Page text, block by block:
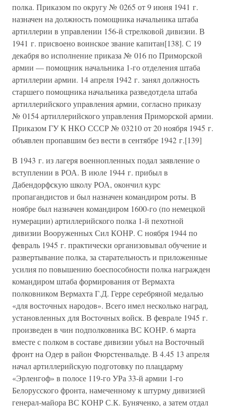
полка. Приказом по округу № 0265 от 9 июня 1941 г.
назначен на должность помощника начальника штаба
артиллерии в управлении 156-й стрелковой дивизии. В
1941 г. присвоено воинское звание капитан[138]. С 19
декабря во исполнение приказа № 016 по Приморской
армии — помощник начальника 1-го отделения штаба
артиллерии армии. 14 апреля 1942 г. занял должность
старшего помощника начальника разведотдела штаба
артиллерийского управления армии, согласно приказу
№ 0154 артиллерийского управления Приморской армии.
Приказом ГУ К НКО СССР № 03210 от 20 ноября 1945 г.
объявлен пропавшим без вести в сентябре 1942 г.[139]
В 1943 г. из лагеря военнопленных подал заявление о
вступлении в РОА. В июле 1944 г. прибыл в
Дабендорфскую школу РОА, окончил курс
пропагандистов и был назначен командиром роты. В
ноябре был назначен командиром 1600-го (по немецкой
нумерации) артиллерийского полка 1-й пехотной
дивизии Вооруженных Сил КОНР. С ноября 1944 по
февраль 1945 г. практически организовывал обучение и
развертывание полка, за старательность и приложенные
усилия по повышению боеспособности полка награжден
командиром штаба формирования от Вермахта
полковником Вермахта Г.Д. Герре серебряной медалью
«для восточных народов». Всего имел несколько наград,
установленных для Восточных войск. В феврале 1945 г.
произведен в чин подполковника ВС КОНР. 6 марта
вместе с полком в составе дивизии убыл на Восточный
фронт на Одер в район Фюрстенвальде. В 4.45 13 апреля
начал артиллерийскую подготовку по плацдарму
«Эрленгоф» в полосе 119-го УРа 33-й армии 1-го
Белорусского фронта, намеченному к штурму дивизией
генерал-майора ВС КОНР С.К. Буняченко, а затем отдал